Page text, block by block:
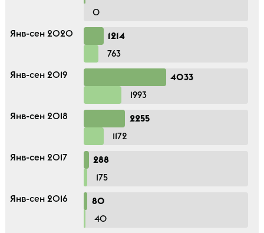
0
Янв-сен 2020
1214
763
Янв-сен 2019
4033
1993
Янв-сен 2018
2255
1172
Янв-сен 2017
288
175
Янв-сен 2016
80
40